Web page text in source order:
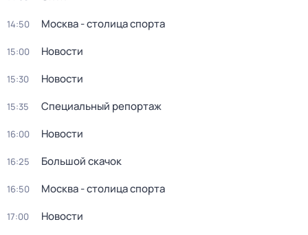
14:50 Москва - столица спорта
15:00 Новости
15:30 Новости
15:35 Специальный репортаж
16:00 Новости
16:25 Большой скачок
16:50 Москва - столица спорта
17:00 Новости